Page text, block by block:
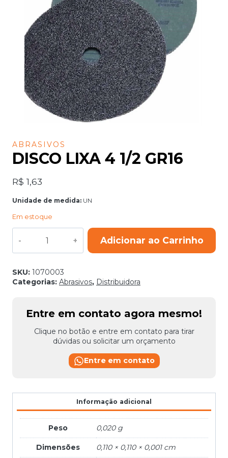
ABRASIVOS
DISCO LIXA 4 1/2 GR16
R$ 1,63
Unidade de medida: UN
Em estoque
LIXA
4
GR16
quantidade
Adicionar ao Carrinho
SKU: 1070003
Categorias: Abrasivos, Distribuidora
Entre em contato agora mesmo!
Clique no botão e entre em contato para tirar
dúvidas ou solicitar um orçamento
Entre em contato
Informação adicional
Peso 0,020 g
Dimensões 0,110 × 0,110 × 0,001 cm